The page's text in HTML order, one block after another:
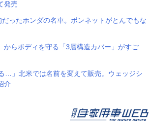
発売
ったホンダの名車。ボンネットがとんでもな
からボディを守る「3層構造カバー」がすご
…」北米では名前を変えて販売。ウェッジシ
介